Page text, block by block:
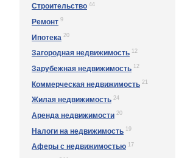
Строительство 44
Ремонт 9
Ипотека 20
Загородная недвижимость 12
Зарубежная недвижимость 12
Коммерческая недвижимость 21
Жилая недвижимость 24
Аренда недвижимости 20
Налоги на недвижимость 19
Аферы с недвижимостью 17